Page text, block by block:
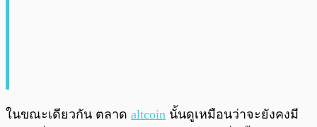
ในขณะเดียวกัน ตลาด altcoin นั้นดูเหมือนว่าจะยังคงมี